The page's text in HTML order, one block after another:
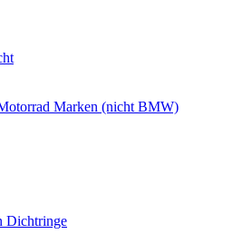
Marken (nicht BMW)
Dichtringe